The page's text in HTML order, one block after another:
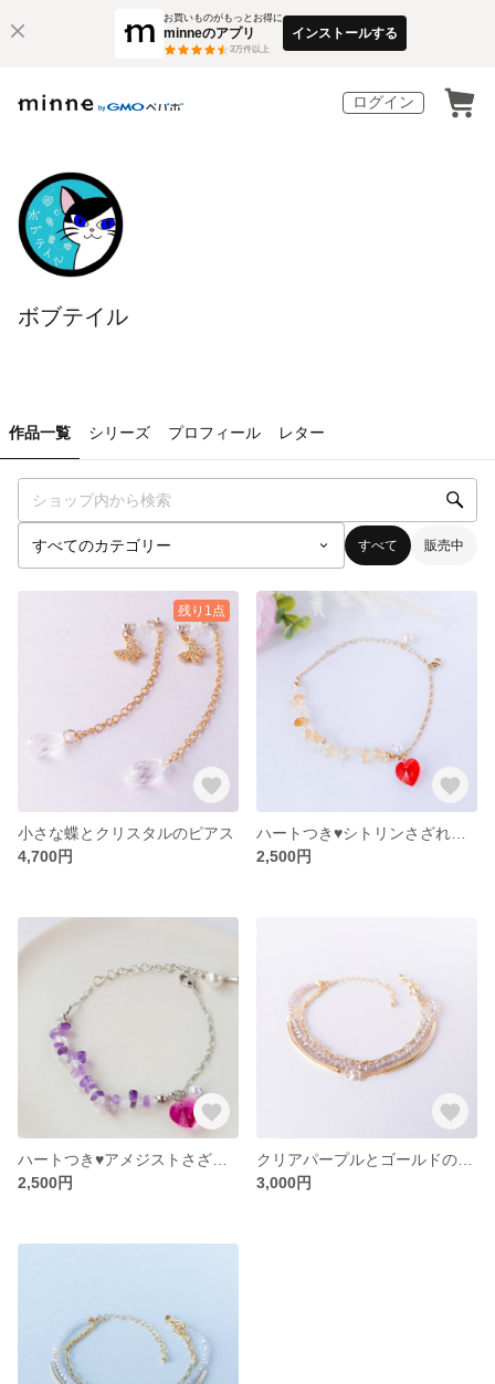
お買いものがもっとお得に
minneのアプリ
3万件以上
インストールする
ログイン
ボブテイル
作品一覧 シリーズ プロフィール レター
すべて 販売中
残り1点
小さな蝶とクリスタルのピアス
4,700円
2,500円
2,500円
3,000円